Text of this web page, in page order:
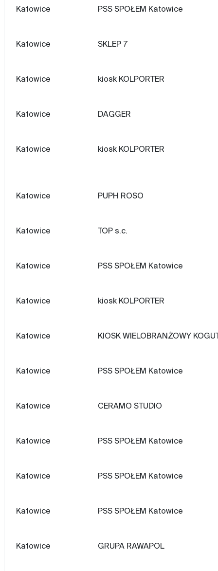
Katowice PSS SPOŁEM Katowice
Katowice SKLEP 7
Katowice kiosk KOLPORTER
Katowice DAGGER
Katowice kiosk KOLPORTER
Katowice PUPH ROSO
Katowice TOP s.c.
Katowice PSS SPOŁEM Katowice
Katowice kiosk KOLPORTER
Katowice KIOSK WIELOBRANŻOWY
Katowice PSS SPOŁEM Katowice
Katowice CERAMO STUDIO
Katowice PSS SPOŁEM Katowice
Katowice PSS SPOŁEM Katowice
Katowice PSS SPOŁEM Katowice
Katowice GRUPA RAWAPOL